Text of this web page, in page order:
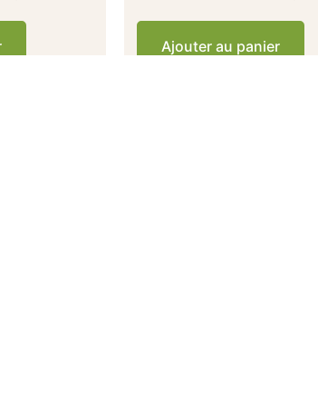
Ajouter au panier